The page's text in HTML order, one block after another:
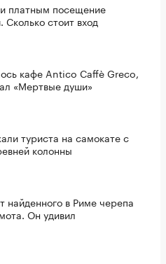
платным посещение
Сколько стоит вход
кафе Antico Caffè Greco,
«Мертвые души»
туриста на самокате с
колонны
найденного в Риме черепа
Он удивил